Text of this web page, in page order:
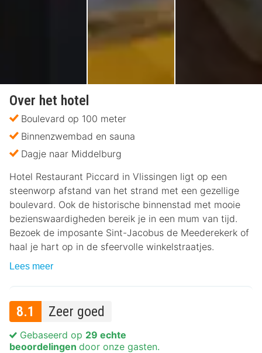
Over het hotel
Boulevard op 100 meter
Binnenzwembad en sauna
Dagje naar Middelburg
Hotel Restaurant Piccard in Vlissingen ligt op een
steenworp afstand van het strand met een gezellige
boulevard. Ook de historische binnenstad met mooie
bezienswaardigheden bereik je in een mum van tijd.
Bezoek de imposante Sint-Jacobus de Meederekerk of
haal je hart op in de sfeervolle winkelstraatjes.
Lees meer
8.1 Zeer goed
Gebaseerd op 29 echte
beoordelingen door onze gasten.